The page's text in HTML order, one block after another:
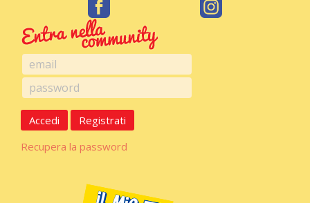
Accedi
Registrati
Recupera la password